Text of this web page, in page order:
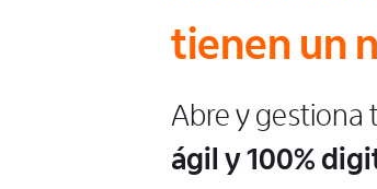
tienen un
Abre y gestiona
ágil y 100%